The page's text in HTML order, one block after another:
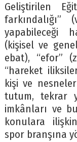
Geliştirilen
yapabileceği
(kişisel ve
ebat), “efor”
“hareket
kişi ve
tutum, tekrar
imkânları ve
konulara
spor branşına